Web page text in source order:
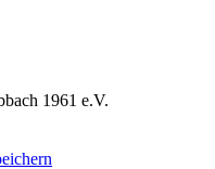
1961 e.V.